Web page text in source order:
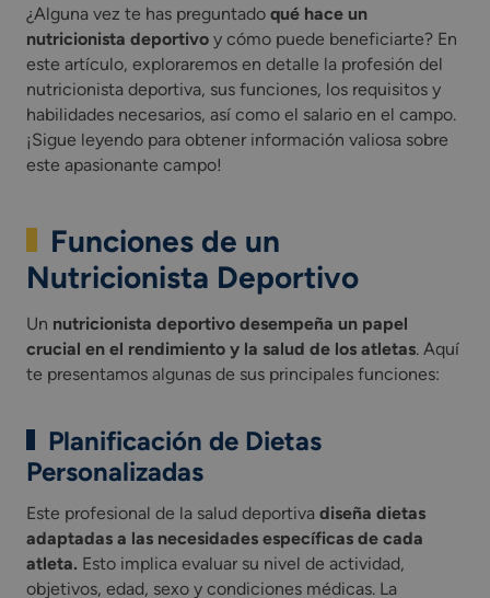
¿Alguna vez te has preguntado qué hace un
nutricionista deportivo y cómo puede beneficiarte? En
este artículo, exploraremos en detalle la profesión del
nutricionista deportiva, sus funciones, los requisitos y
habilidades necesarios, así como el salario en el campo.
¡Sigue leyendo para obtener información valiosa sobre
este apasionante campo!
Funciones de un
Nutricionista Deportivo
Un nutricionista deportivo desempeña un papel
crucial en el rendimiento y la salud de los atletas. Aquí
te presentamos algunas de sus principales funciones:
Planificación de Dietas
Personalizadas
Este profesional de la salud deportiva diseña dietas
adaptadas a las necesidades específicas de cada
atleta. Esto implica evaluar su nivel de actividad,
objetivos, edad, sexo y condiciones médicas. La